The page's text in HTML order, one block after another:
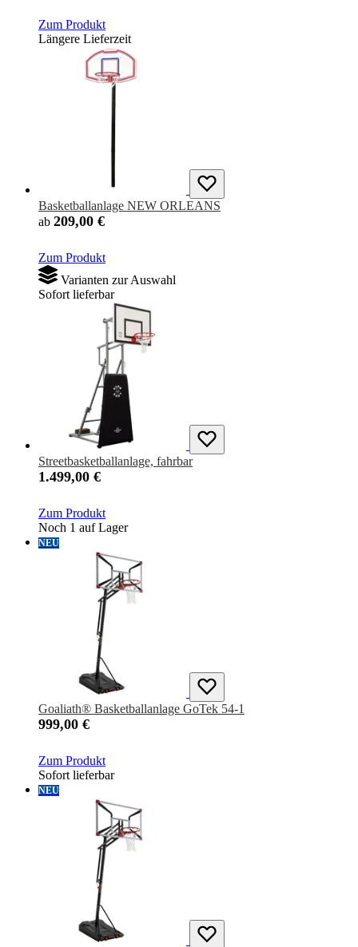
Zum Produkt
Längere Lieferzeit
Basketballanlage NEW ORLEANS
ab 209,00 €
Zum Produkt
Varianten zur Auswahl
Sofort lieferbar
Streetbasketballanlage, fahrbar
1.499,00 €
Zum Produkt
Noch 1 auf Lager
NEU
Goaliath® Basketballanlage GoTek 54-1
999,00 €
Zum Produkt
Sofort lieferbar
NEU